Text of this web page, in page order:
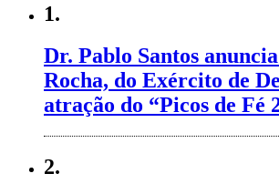
1.
Dr. Pablo Santos
Rocha, do Exército de
atração do “Picos de Fé
2.